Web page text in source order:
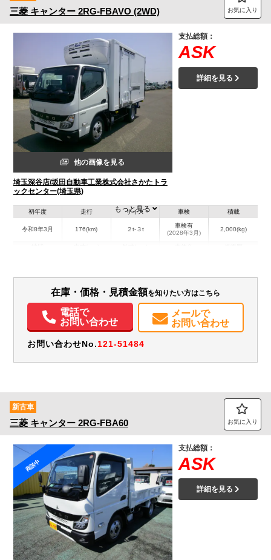
三菱 キャンター 2RG-FBAVO (2WD) お気に入り
他の画像を見る
埼玉深谷店/坂田自動車工業株式会社さかたトラ
ックセンター(埼玉県)
支払総額：
ASK
詳細を見る
初年度
令和8年3月
走行
176(km)
サイズ
２t-３t
車検
車検有
(2028年3月)
積載
2,000(kg)
装備情報
エアコン パワステ パワーウィンドウ ABS エアバッグ
電動格納ミラー
バックモニター
取扱説明書（一部含む） メンテナンスノート（保証書）
もっと見る
在庫・価格・見積金額を知りたい方はこちら
電話で
お問い合わせ
メールで
お問い合わせ
お問い合わせNo.121-51484
新古車
三菱 キャンター 2RG-FBA60 お気に入り
商談中
支払総額：
ASK
詳細を見る